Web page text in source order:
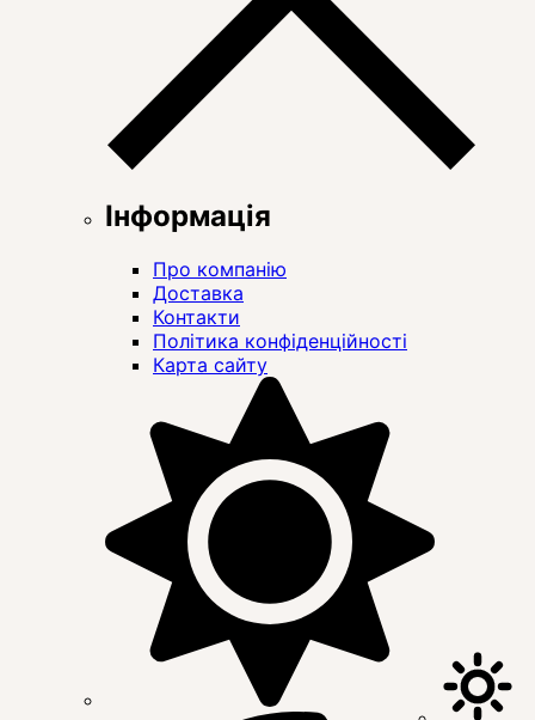
Інформація
Про компанію
Доставка
Контакти
Політика конфіденційності
Карта сайту